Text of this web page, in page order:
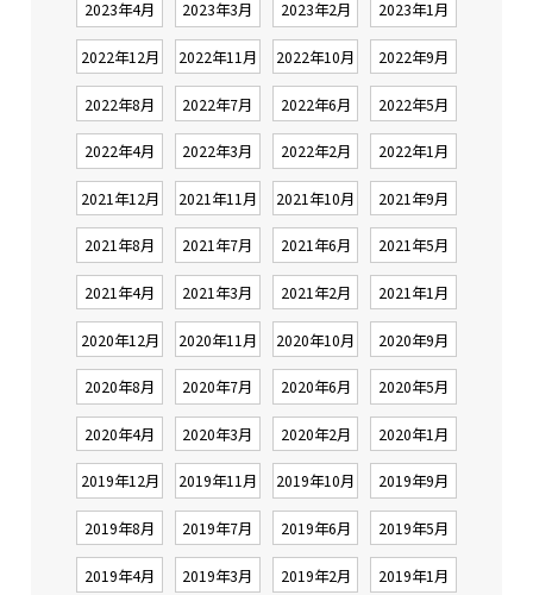
2023年4月 2023年3月 2023年2月 2023年1月
2022年12月 2022年11月 2022年10月 2022年9月
2022年8月 2022年7月 2022年6月 2022年5月
2022年4月 2022年3月 2022年2月 2022年1月
2021年12月 2021年11月 2021年10月 2021年9月
2021年8月 2021年7月 2021年6月 2021年5月
2021年4月 2021年3月 2021年2月 2021年1月
2020年12月 2020年11月 2020年10月 2020年9月
2020年8月 2020年7月 2020年6月 2020年5月
2020年4月 2020年3月 2020年2月 2020年1月
2019年12月 2019年11月 2019年10月 2019年9月
2019年8月 2019年7月 2019年6月 2019年5月
2019年4月 2019年3月 2019年2月 2019年1月